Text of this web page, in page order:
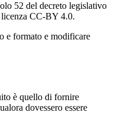
52 del decreto legislativo
CC-BY 4.0.
e formato e modificare
è quello di fornire
dovessero essere